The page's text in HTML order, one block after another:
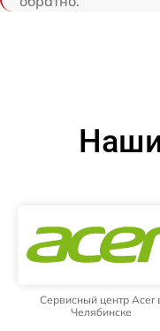
Сервисный центр Acer
Челябинске